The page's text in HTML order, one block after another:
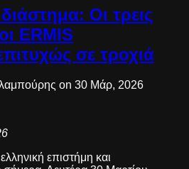
Οι τρεις
ERMIS
σε τροχιά
on 30 Μάρ, 2026
επιστήμη και